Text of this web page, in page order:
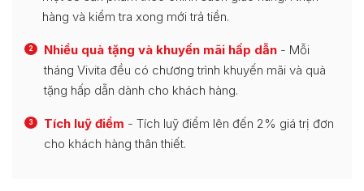
hàng và kiểm tra xong mới trả tiền.
2 Nhiều quà tặng và khuyến mãi hấp dẫn - Mỗi
tháng Vivita đều có chương trình khuyến mãi và quà
tặng hấp dẫn dành cho khách hàng.
3 Tích luỹ điểm - Tích luỹ điểm lên đến 2% giá trị đơn
cho khách hàng thân thiết.